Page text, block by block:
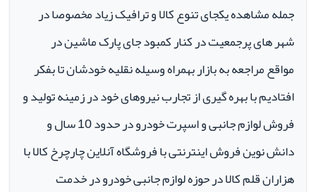
جمله مشاهده یکجای تنوع کالا و ترافیک زیاد مخصوصا در
شهر های پرجمعیت در کنار کمبود جای پارک ماشین در
مواقع مراجعه به بازار بهمراه وسیله نقلیه خودشان تا بفکر
افتادیم با بهره گیری از تجارب نیروهای خود در زمینه تولید و
فروش لوازم جانبی و اسپرت خودرو در حدود 10 سال و
دانش نوین فروش اینترنتی با فروشگاه آنلاین چارچرخ کالا با
هزاران قلم کالا در حوزه لوازم جانبی خودرو در خدمت